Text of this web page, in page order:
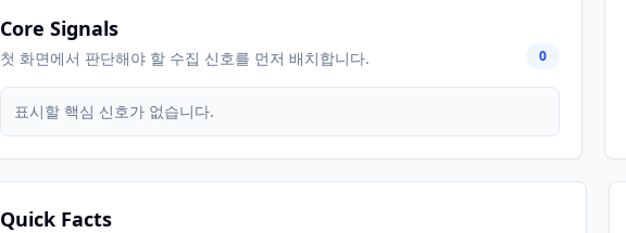
Core Signals
첫 화면에서 판단해야 할 수집 신호를 먼저 배치합니다. 0
표시할 핵심 신호가 없습니다.
Quick Facts